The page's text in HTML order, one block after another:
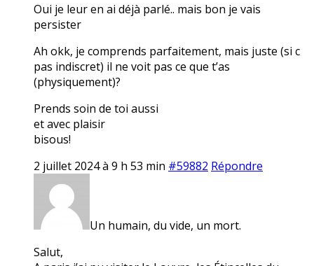
Oui je leur en ai déjà parlé.. mais bon je vais
persister
Ah okk, je comprends parfaitement, mais juste (si c
pas indiscret) il ne voit pas ce que t’as
(physiquement)?
Prends soin de toi aussi
et avec plaisir
bisous!
2 juillet 2024 à 9 h 53 min #59882 Répondre
Un humain, du vide, un mort.
Salut,